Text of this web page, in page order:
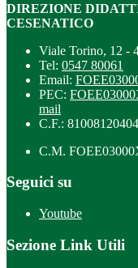
DIREZIONE
CESENATICO
Viale Torino, 12 -
Tel: 0547 80061
Email:
PEC:
mail
C.F.: 81008120404
C.M.
Seguici su
Youtube
Sezione Link Utili